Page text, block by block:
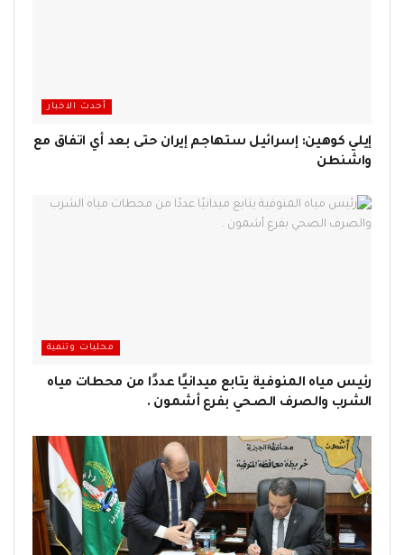
أحدث الاخبار
إيلي كوهين: إسرائيل ستهاجم إيران حتى بعد أي اتفاق مع
واشنطن
محليات وتنمية
رئيس مياه المنوفية يتابع ميدانيًا عددًا من محطات مياه
الشرب والصرف الصحي بفرع أشمون .